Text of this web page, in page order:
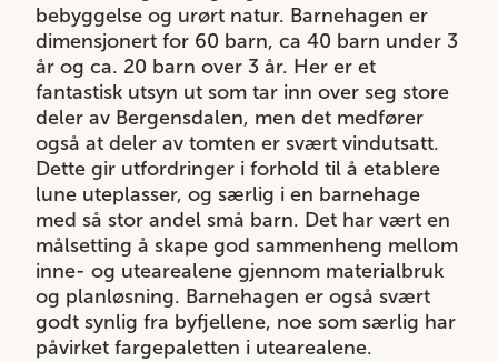
bebyggelse og urørt natur. Barnehagen er
dimensjonert for 60 barn, ca 40 barn under 3
år og ca. 20 barn over 3 år. Her er et
fantastisk utsyn ut som tar inn over seg store
deler av Bergensdalen, men det medfører
også at deler av tomten er svært vindutsatt.
Dette gir utfordringer i forhold til å etablere
lune uteplasser, og særlig i en barnehage
med så stor andel små barn. Det har vært en
målsetting å skape god sammenheng mellom
inne- og utearealene gjennom materialbruk
og planløsning. Barnehagen er også svært
godt synlig fra byfjellene, noe som særlig har
påvirket fargepaletten i utearealene.